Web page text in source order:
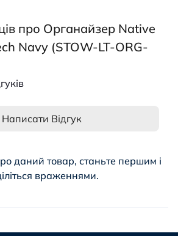
про Органайзер Native
Navy (STOW-LT-ORG-
Написати Відгук
даний товар, станьте першим і
враженнями.